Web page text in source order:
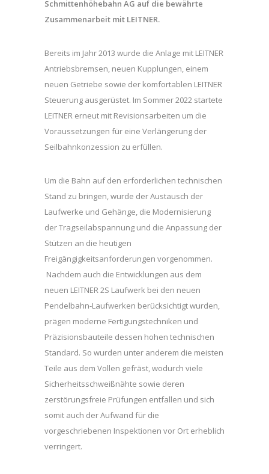
Schmittenhöhebahn AG auf die bewährte
Zusammenarbeit mit LEITNER.
Bereits im Jahr 2013 wurde die Anlage mit LEITNER
Antriebsbremsen, neuen Kupplungen, einem
neuen Getriebe sowie der komfortablen LEITNER
Steuerung ausgerüstet. Im Sommer 2022 startete
LEITNER erneut mit Revisionsarbeiten um die
Voraussetzungen für eine Verlängerung der
Seilbahnkonzession zu erfüllen.
Um die Bahn auf den erforderlichen technischen
Stand zu bringen, wurde der Austausch der
Laufwerke und Gehänge, die Modernisierung
der Tragseilabspannung und die Anpassung der
Stützen an die heutigen
Freigängigkeitsanforderungen vorgenommen.
Nachdem auch die Entwicklungen aus dem
neuen LEITNER 2S Laufwerk bei den neuen
Pendelbahn-Laufwerken berücksichtigt wurden,
prägen moderne Fertigungstechniken und
Präzisionsbauteile dessen hohen technischen
Standard. So wurden unter anderem die meisten
Teile aus dem Vollen gefräst, wodurch viele
Sicherheitsschweißnähte sowie deren
zerstörungsfreie Prüfungen entfallen und sich
somit auch der Aufwand für die
vorgeschriebenen Inspektionen vor Ort erheblich
verringert.